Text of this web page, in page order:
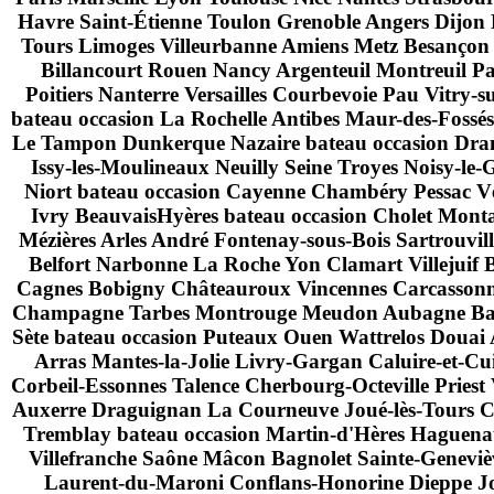
Havre Saint-Étienne Toulon Grenoble Angers
Tours Limoges Villeurbanne Amiens Metz
Billancourt Rouen Nancy Argenteuil Montreuil
Poitiers Nanterre Versailles Courbevoie Pau Vitry-
bateau occasion La Rochelle Antibes Maur-des-
Le Tampon Dunkerque Nazaire bateau occasion
Issy-les-Moulineaux Neuilly Seine Troyes Noisy-
Niort bateau occasion Cayenne Chambéry Pessac
Ivry BeauvaisHyères bateau occasion Cholet
Mézières Arles André Fontenay-sous-Bois
Belfort Narbonne La Roche Yon Clamart Villejuif
Cagnes Bobigny Châteauroux Vincennes
Champagne Tarbes Montrouge Meudon Aubagne
Sète bateau occasion Puteaux Ouen Wattrelos
Arras Mantes-la-Jolie Livry-Gargan Caluire-et-
Corbeil-Essonnes Talence Cherbourg-Octeville
Auxerre Draguignan La Courneuve Joué-lès-Tours
Tremblay bateau occasion Martin-d'Hères
Villefranche Saône Mâcon Bagnolet Sainte-
Laurent-du-Maroni Conflans-Honorine Dieppe